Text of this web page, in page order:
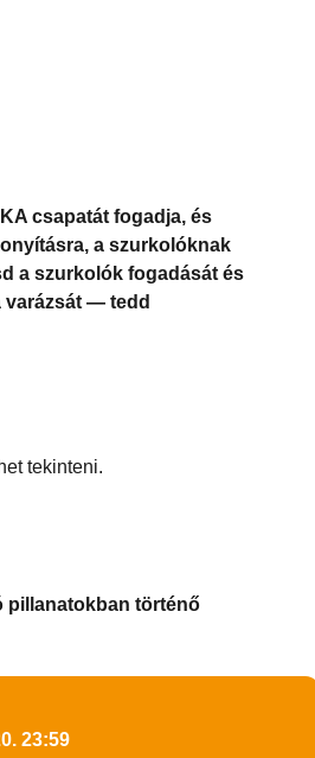
csapatát fogadja, és
a szurkolóknak
a szurkolók fogadását és
varázsát — tedd
tekinteni.
pillanatokban történő
23:59